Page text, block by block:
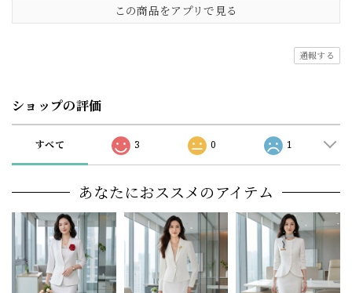
この商品をアプリで見る
通報する
ショップの評価
すべて 3 0 1
あなたにおススメのアイテム